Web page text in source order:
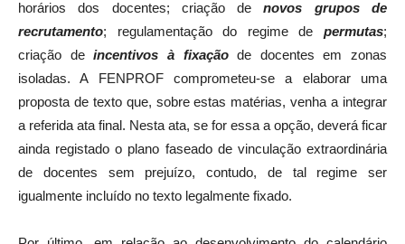
horários dos docentes; criação denovos grupos de
recrutamento; regulamentação do regime de permutas;
criação deincentivos à fixaçãode docentes em zonas
isoladas. A FENPROF comprometeu-se a elaborar uma
proposta de texto que, sobre estas matérias, venha a integrar
a referida ata final. Nesta ata, se for essa a opção, deverá ficar
ainda registado o plano faseado de vinculação extraordinária
de docentes sem prejuízo, contudo, de tal regime ser
igualmente incluído no texto legalmente fixado.